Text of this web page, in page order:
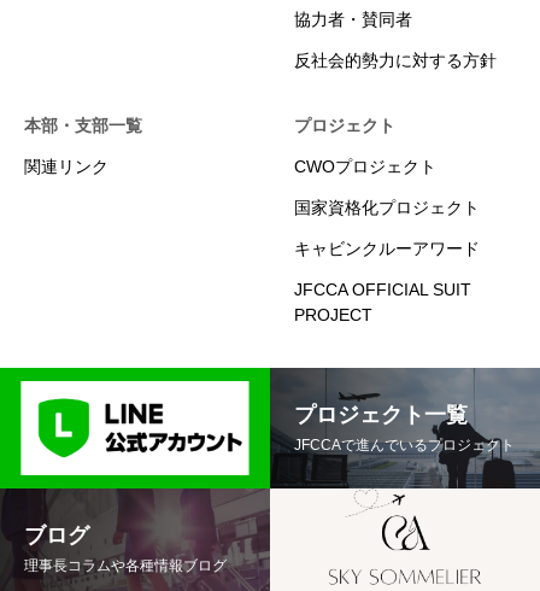
協力者・賛同者
反社会的勢力に対する方針
本部・支部一覧
関連リンク
プロジェクト
CWOプロジェクト
国家資格化プロジェクト
キャビンクルーアワード
JFCCA OFFICIAL SUIT
PROJECT
プロジェクト一覧
JFCCAで進んでいるプロジェクト
ブログ
理事長コラムや各種情報ブログ